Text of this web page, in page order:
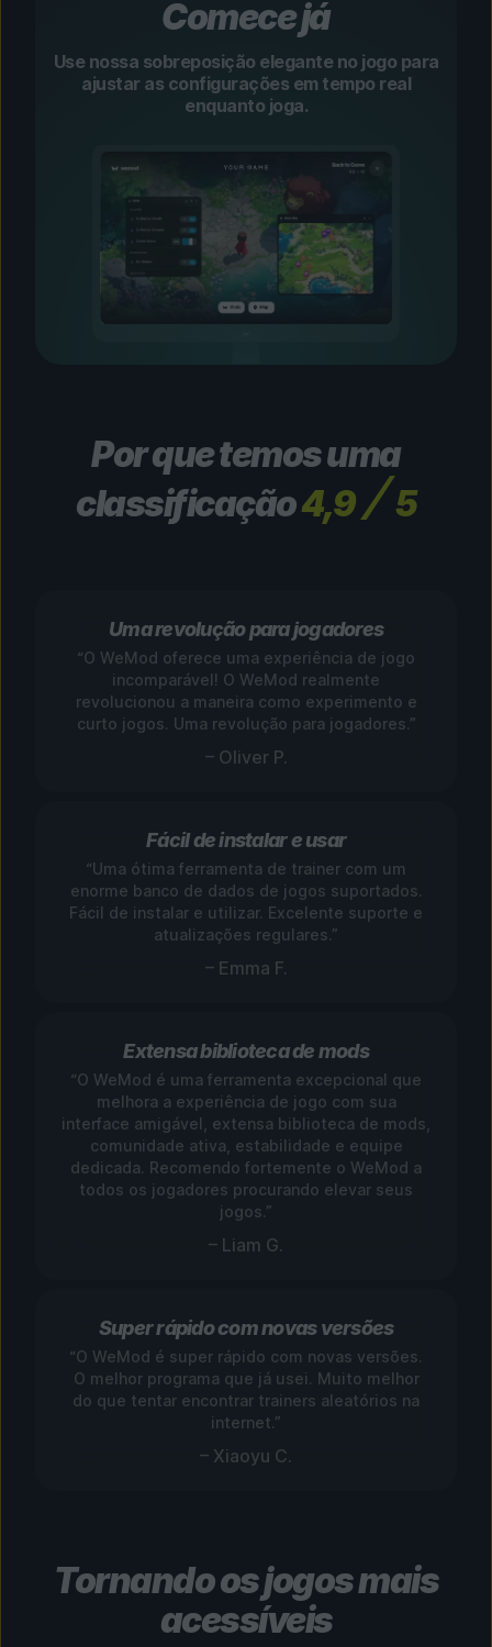
Comece já
Use nossa sobreposição elegante no jogo para
ajustar as configurações em tempo real
enquanto joga.
Por que temos uma
classificação4,9 5
Uma revolução para jogadores
“O WeMod oferece uma experiência de jogo
incomparável! O WeMod realmente
revolucionou a maneira como experimento e
curto jogos. Uma revolução para jogadores.”
– Oliver P.
Fácil de instalar e usar
“Uma ótima ferramenta de trainer com um
enorme banco de dados de jogos suportados.
Fácil de instalar e utilizar. Excelente suporte e
atualizações regulares.”
– Emma F.
Extensa biblioteca de mods
“O WeMod é uma ferramenta excepcional que
melhora a experiência de jogo com sua
interface amigável, extensa biblioteca de mods,
comunidade ativa, estabilidade e equipe
dedicada. Recomendo fortemente o WeMod a
todos os jogadores procurando elevar seus
jogos.”
– Liam G.
Super rápido com novas versões
“O WeMod é super rápido com novas versões.
O melhor programa que já usei. Muito melhor
do que tentar encontrar trainers aleatórios na
internet.”
– Xiaoyu C.
Tornando os jogos mais
acessíveis